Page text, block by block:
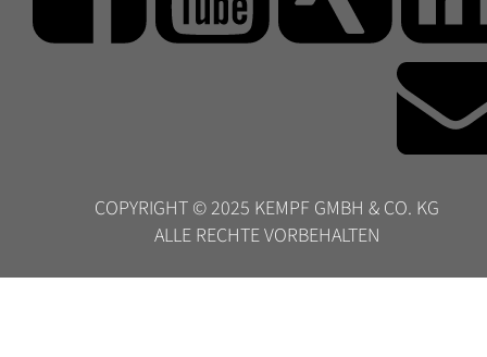
COPYRIGHT © 2025 KEMPF GMBH & CO. KG
ALLE RECHTE VORBEHALTEN